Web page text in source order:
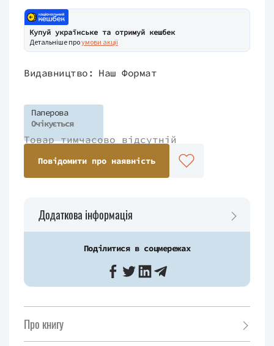
Купуй українське та отримуй кешбек
Детальніше проумови акції
Видавництво: Наш Формат
Паперова
Очікується
Товар тимчасово відсутній
Повідомити про наявність
Додаткова інформація
Поділитися в соцмережах
Про книгу